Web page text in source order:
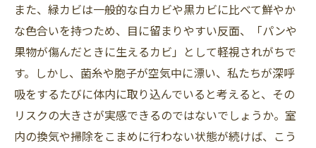
また、緑カビは一般的な白カビや黒カビに比べて鮮やか
な色合いを持つため、目に留まりやすい反面、「パンや
果物が傷んだときに生えるカビ」として軽視されがちで
す。しかし、菌糸や胞子が空気中に漂い、私たちが深呼
吸をするたびに体内に取り込んでいると考えると、その
リスクの大きさが実感できるのではないでしょうか。室
内の換気や掃除をこまめに行わない状態が続けば、こう